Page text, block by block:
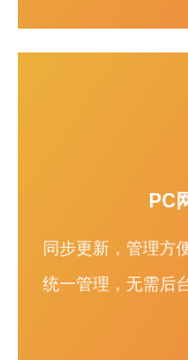
PC
同步更新，管理方
统一管理，无需后